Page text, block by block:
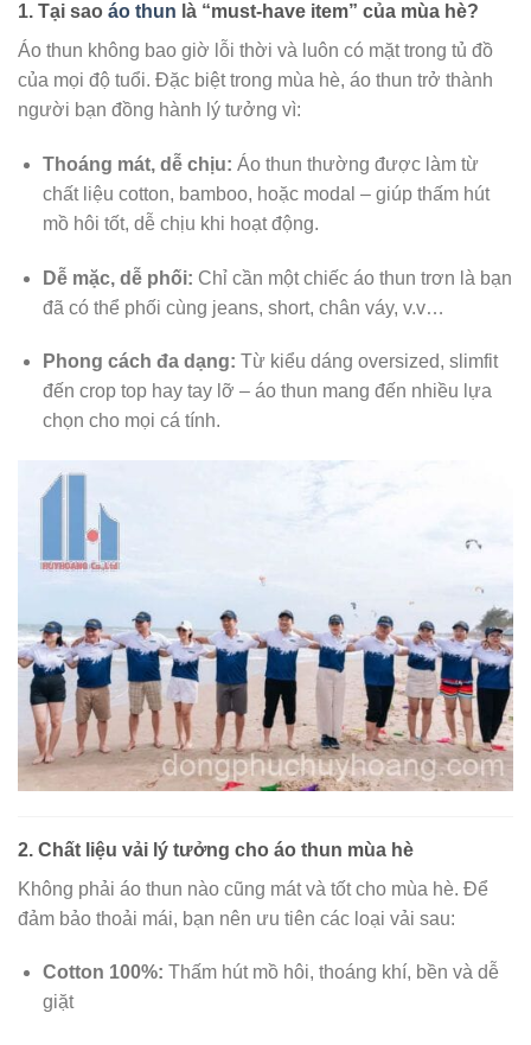
1. Tại sao áo thun là “must-have item” của mùa hè?
Áo thun không bao giờ lỗi thời và luôn có mặt trong tủ đồ
của mọi độ tuổi. Đặc biệt trong mùa hè, áo thun trở thành
người bạn đồng hành lý tưởng vì:
Thoáng mát, dễ chịu: Áo thun thường được làm từ
chất liệu cotton, bamboo, hoặc modal – giúp thấm hút
mồ hôi tốt, dễ chịu khi hoạt động.
Dễ mặc, dễ phối: Chỉ cần một chiếc áo thun trơn là bạn
đã có thể phối cùng jeans, short, chân váy, v.v…
Phong cách đa dạng: Từ kiểu dáng oversized, slimfit
đến crop top hay tay lỡ – áo thun mang đến nhiều lựa
chọn cho mọi cá tính.
2. Chất liệu vải lý tưởng cho áo thun mùa hè
Không phải áo thun nào cũng mát và tốt cho mùa hè. Để
đảm bảo thoải mái, bạn nên ưu tiên các loại vải sau:
Cotton 100%: Thấm hút mồ hôi, thoáng khí, bền và dễ
giặt